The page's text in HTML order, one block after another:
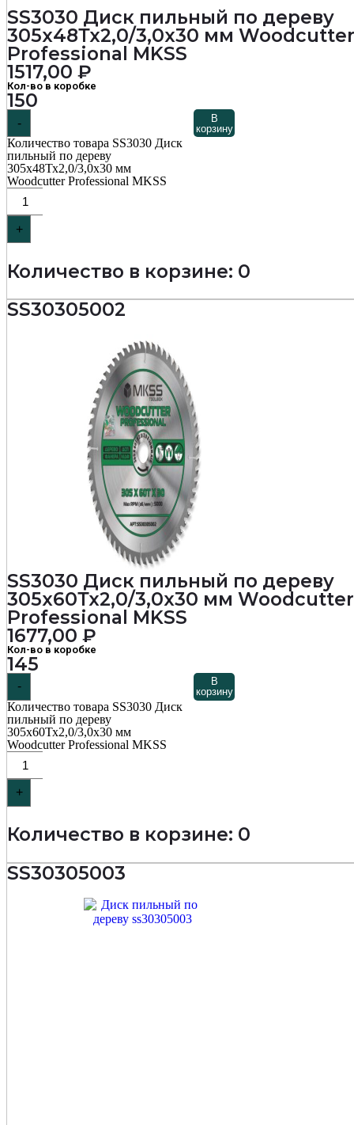
SS3030 Диск пильный по дереву
305х48Тх2,0/3,0х30 мм Woodcutter
Professional MKSS
1517,00 ₽
Кол-во в коробке
150
-
Количество товара SS3030 Диск
пильный по дереву
305х48Тх2,0/3,0х30 мм
Woodcutter Professional MKSS
+
В
корзину
Количество в корзине: 0
SS30305002
SS3030 Диск пильный по дереву
305х60Тх2,0/3,0х30 мм Woodcutter
Professional MKSS
1677,00 ₽
Кол-во в коробке
145
-
Количество товара SS3030 Диск
пильный по дереву
305х60Тх2,0/3,0х30 мм
Woodcutter Professional MKSS
+
В
корзину
Количество в корзине: 0
SS30305003